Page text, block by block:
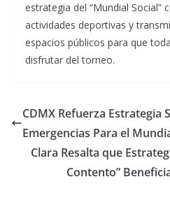
estrategia del “Mundial Social”
actividades deportivas y
espacios públicos para que
disfrutar del torneo.
CDMX Refuerza Estrategia
Emergencias Para el
Clara Resalta que
Contento”